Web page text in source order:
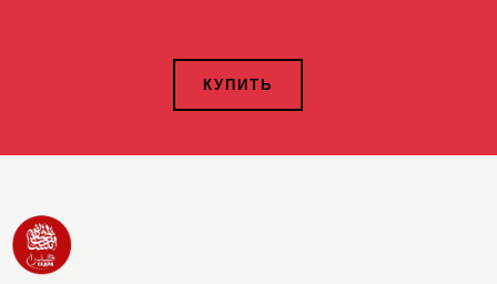
КУПИТЬ